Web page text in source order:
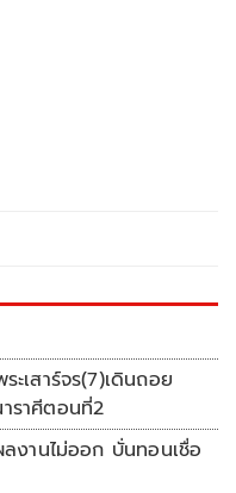
เสาร์จร(7)เดินถอย
ราศีตอนที่2
งานไม่ออก บั่นทอนเชื่อ